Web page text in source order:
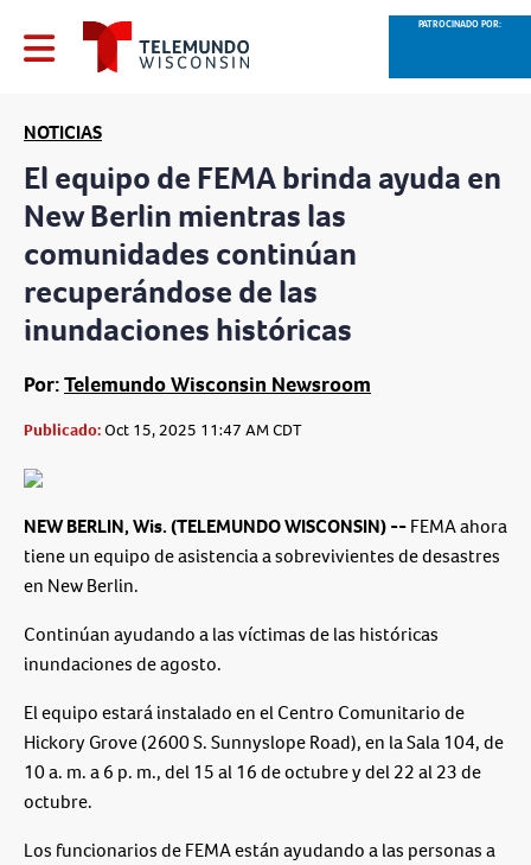
PATROCINADO POR:
NOTICIAS
El equipo de FEMA brinda ayuda en
New Berlin mientras las
comunidades continúan
recuperándose de las
inundaciones históricas
Por:Telemundo Wisconsin Newsroom
Publicado:Oct 15, 2025 11:47 AM CDT
NEW BERLIN, Wis. (TELEMUNDO WISCONSIN) --FEMA ahora
tiene un equipo de asistencia a sobrevivientes de desastres
en New Berlin.
Continúan ayudando a las víctimas de las históricas
inundaciones de agosto.
El equipo estará instalado en el Centro Comunitario de
Hickory Grove (2600 S. Sunnyslope Road), en la Sala 104, de
10 a. m. a 6 p. m., del 15 al 16 de octubre y del 22 al 23 de
octubre.
Los funcionarios de FEMA están ayudando a las personas a